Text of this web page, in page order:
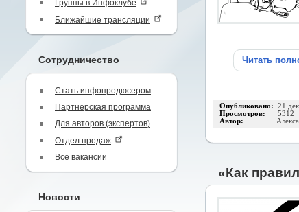
Группы в Инфоклубе
Ближайшие трансляции
Сотрудничество
Стать инфопродюсером
Партнерская программа
Для авторов (экспертов)
Отдел продаж
Все вакансии
Новости
Читать
Опубликовано: 21
Просмотров: 5312
Автор:
«Как